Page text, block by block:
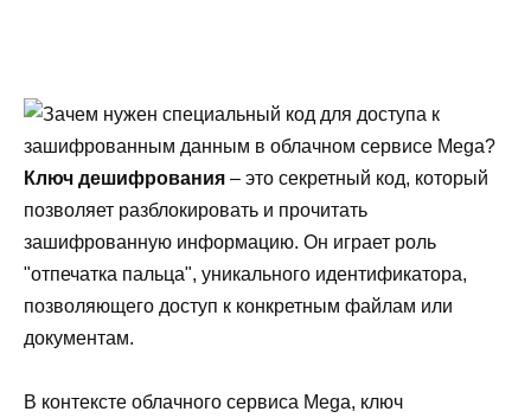
Ключ дешифрования – это секретный код, который
позволяет разблокировать и прочитать
зашифрованную информацию. Он играет роль
"отпечатка пальца", уникального идентификатора,
позволяющего доступ к конкретным файлам или
документам.
В контексте облачного сервиса Mega, ключ